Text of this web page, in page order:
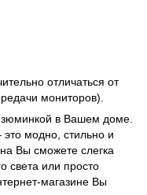
отличаться от
мониторов).
в Вашем доме.
это модно, стильно и
Вы сможете слегка
света или просто
магазине Вы